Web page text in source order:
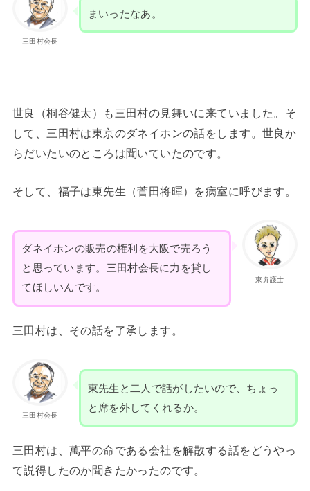
三田村会長
まいったなあ。
世良（桐谷健太）も三田村の見舞いに来ていました。そ
して、三田村は東京のダネイホンの話をします。世良か
らだいたいのところは聞いていたのです。
そして、福子は東先生（菅田将暉）を病室に呼びます。
東弁護士
ダネイホンの販売の権利を大阪で売ろう
と思っています。三田村会長に力を貸し
てほしいんです。
三田村は、その話を了承します。
三田村会長
東先生と二人で話がしたいので、ちょっ
と席を外してくれるか。
三田村は、萬平の命である会社を解散する話をどうやっ
て説得したのか聞きたかったのです。